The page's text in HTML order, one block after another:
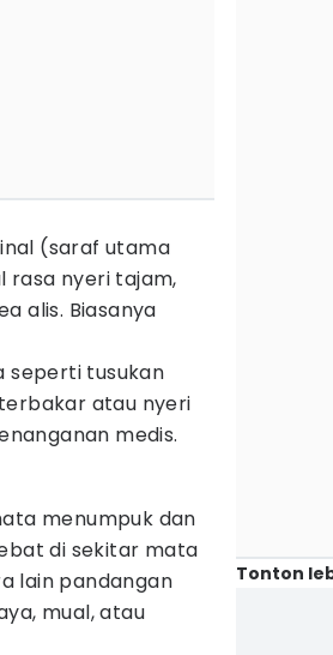
(saraf utama
rasa nyeri tajam,
alis. Biasanya
seperti tusukan
atau nyeri
medis.
menumpuk dan
di sekitar mata
lain pandangan
mual, atau
Tonton